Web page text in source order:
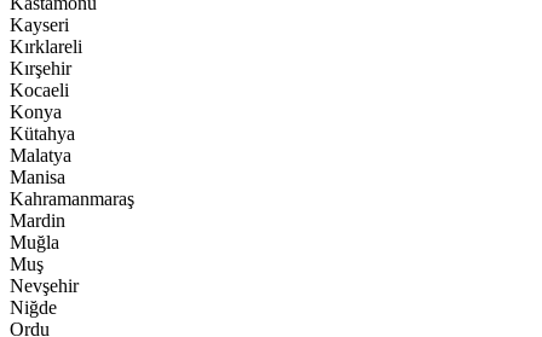
Kayseri
Kırklareli
Kırşehir
Kocaeli
Konya
Kütahya
Malatya
Manisa
Kahramanmaraş
Mardin
Muğla
Muş
Nevşehir
Niğde
Ordu